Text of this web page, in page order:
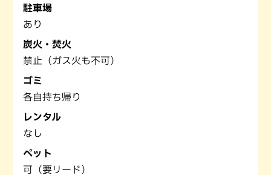
駐車場
あり
炭火・焚火
禁止（ガス火も不可）
ゴミ
各自持ち帰り
レンタル
なし
ペット
可（要リード）